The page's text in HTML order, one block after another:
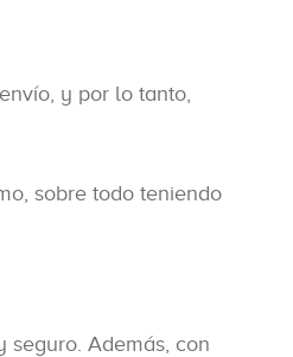
y por lo tanto,
sobre todo teniendo
seguro. Además, con